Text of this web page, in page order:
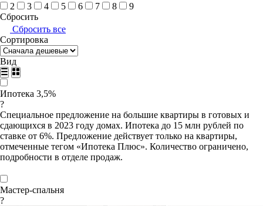
2
3 4 5 6 7 8
9
Сбросить
Сбросить все
Сортировка
Вид
Ипотека 3,5%
?
Специальное предложение на большие квартиры в готовых и
сдающихся в 2023 году домах. Ипотека до 15 млн рублей по
ставке от 6%. Предложение действует только на квартиры,
отмеченные тегом «Ипотека Плюс». Количество ограничено,
подробности в отделе продаж.
Мастер-спальня
?